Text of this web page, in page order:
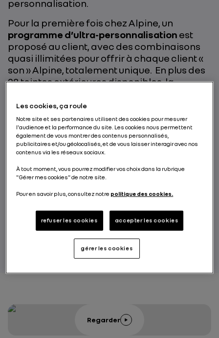
personnalisation.
Pour la première fois chez Alpine, un
programme d’ultra-personnalisation est
proposé au client, avec des combinaisons
quasi illimitées pour offrir à chaque client «
son » Alpine, totalement unique. En plus des
28 teintes extérieures disponibles, la
l’une des plus grandes maisons de cuir au
monde, l’A110 R Ultime propose une sellerie
en Alcantara® de 14 teintes ainsi que 10
teintes de cuir.
de l’A110 R Ultime et toutes ses
performances lors d’essais sur le circuit du
Bugatti (au Mans) et au Nürburgring (tracé
Regarder
Les cookies, ça roule
Notre site et ses partenaires utilisent des cookies pour mesurer
l'audience et la performance du site. Les cookies nous permettent
également de vous montrer des contenus personnalisés,
publicitaires et/ou géolocalisés, et de vous laisser interagir avec nos
contenus via les réseaux sociaux.
À tout moment, vous pourrez modifier vos choix dans la rubrique
"Gérer mes cookies" de notre site.
Pour en savoir plus, consultez notre politique des cookies.
refuser les cookies accepter les cookies
gérer les cookies